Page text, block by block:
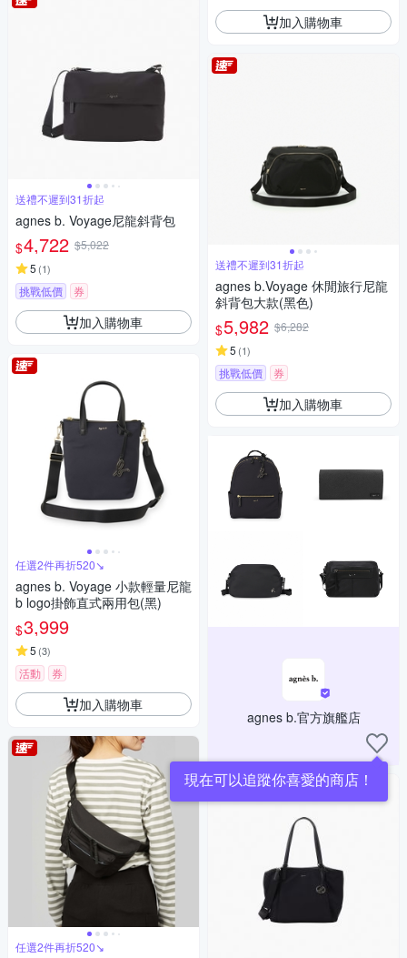
送禮不遲到31折起
agnes b. Voyage尼龍斜背包
$4,722 $5,022
5 (1)
挑戰低價 券
加入購物車
任選2件再折520↘
agnes b. Voyage 小款輕量尼龍
b logo掛飾直式兩用包(黑)
$3,999
5 (3)
活動 券
加入購物車
任選2件再折520↘
加入購物車
送禮不遲到31折起
agnes b.Voyage 休閒旅行尼龍
斜背包大款(黑色)
$5,982 $6,282
5 (1)
挑戰低價 券
加入購物車
agnes b.官方旗艦店
現在可以追蹤你喜愛的商店！